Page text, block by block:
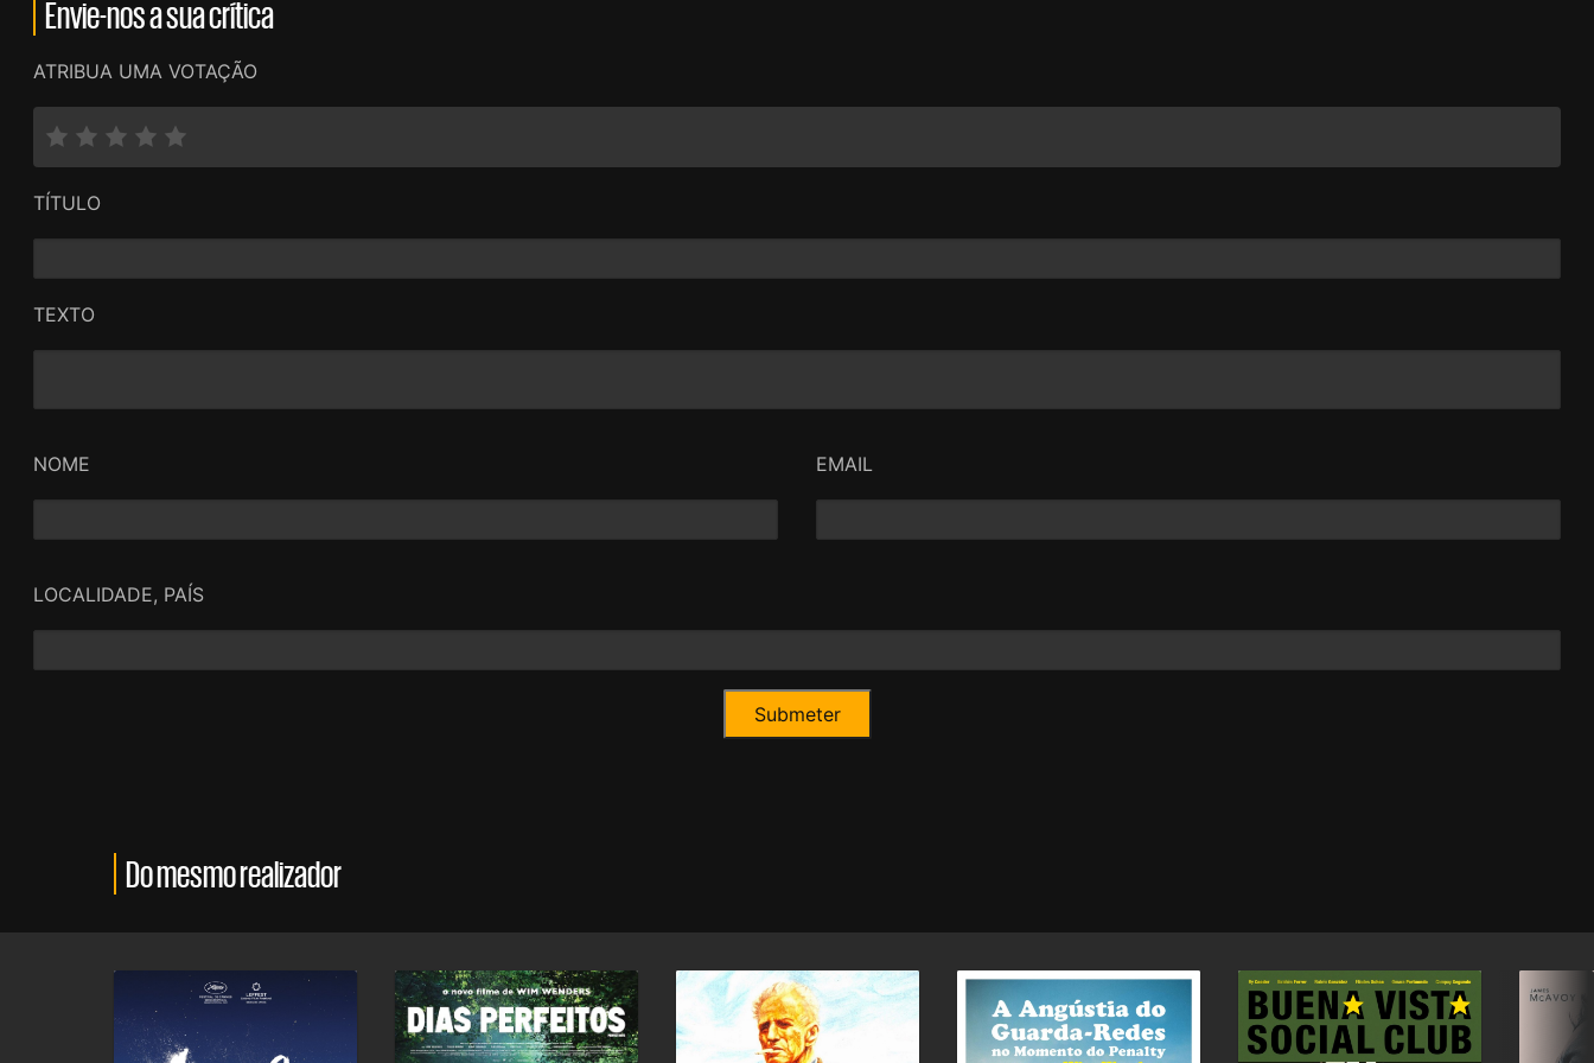
Envie-nos a sua crítica
ATRIBUA UMA VOTAÇÃO
TÍTULO
TEXTO
NOME EMAIL
LOCALIDADE, PAÍS
Do mesmo realizador